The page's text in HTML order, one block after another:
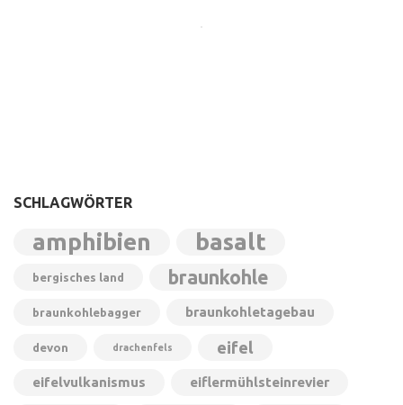
SCHLAGWÖRTER
amphibien basalt
bergisches land braunkohle
braunkohlebagger braunkohletagebau
devon drachenfels eifel
eifelvulkanismus eiflermühlsteinrevier